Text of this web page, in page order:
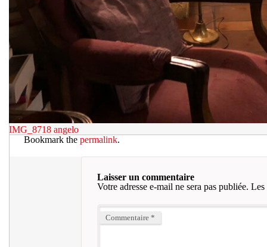
IMG_8718 angelo
Bookmark the permalink.
Laisser un commentaire
Votre adresse e-mail ne sera pas publiée. Les
Commentaire *